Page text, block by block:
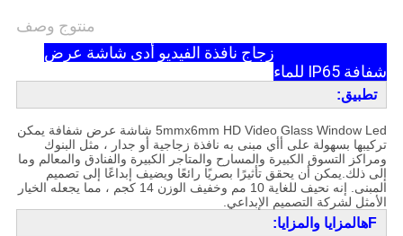
منتوج وصف
5mmx6mm HD زجاج نافذة الفيديو أدى شاشة عرض
شفافة IP65 للماء
تطبيق:
5mmx6mm HD Video Glass Window Led شاشة عرض شفافة يمكن
تركيبها بسهولة على أأي مبنى به نافذة زجاجية أو جدار ، مثل البنوك
ومراكز التسوق الكبيرة والمسارح والمتاجر الكبيرة والفنادق والمعالم وما
إلى ذلك.يمكن أن يحقق تأثيرًا بصريًا رائعًا ويضيف إبداعًا إلى تصميم
المبنى.
إنه نحيف للغاية 10 مم وخفيف الوزن 14 كجم ، مما يجعله الخيار
الأمثل لشركة التصميم الإبداعي.
Fهالمزايا والمزايا: